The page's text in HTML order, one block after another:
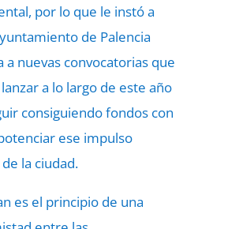
por lo que le instó a
de Palencia
a nuevas convocatorias que
a lo largo de este año
consiguiendo fondos con
ese impulso
la ciudad.
es el principio de una